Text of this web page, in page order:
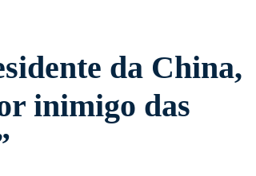
da China,
inimigo das